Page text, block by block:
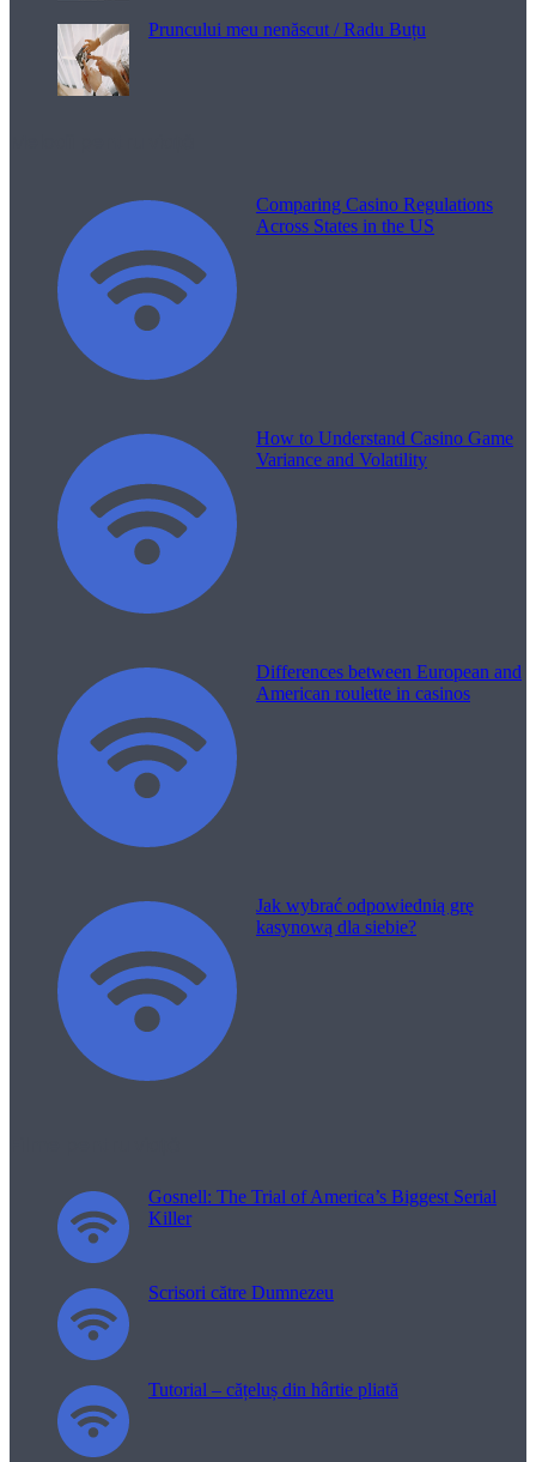
Pruncului meu nenăscut / Radu Buțu
Comparing Casino Regulations
Across States in the US
How to Understand Casino Game
Variance and Volatility
Differences between European and
American roulette in casinos
Jak wybrać odpowiednią grę
kasynową dla siebie?
Gosnell: The Trial of America’s Biggest Serial
Killer
Scrisori către Dumnezeu
Tutorial – cățeluș din hârtie pliată